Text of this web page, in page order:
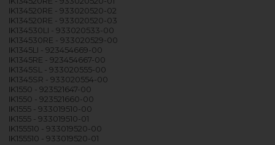
IK134520RE - 933020520-02
IK134520RE - 933020520-03
IK134530LI - 933020533-00
IK134530RE - 933020529-00
IK1345LI - 923454669-00
IK1345RE - 923454667-00
IK1345SL - 933020555-00
IK1345SR - 933020554-00
IK1550 - 923521647-00
IK1550 - 923521660-00
IK1555 - 933019510-00
IK1555 - 933019510-01
IK155510 - 933019520-00
IK155510 - 933019520-01